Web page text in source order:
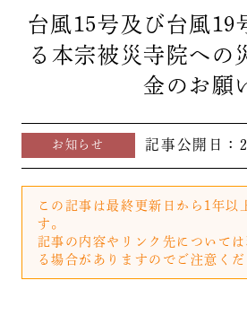
台風15号及び台風19
る本宗被災寺院への
金のお願
お知らせ 記事公開日：
この記事は最終更新日から1年以
す。
記事の内容やリンク先について
る場合がありますのでご注意くだ